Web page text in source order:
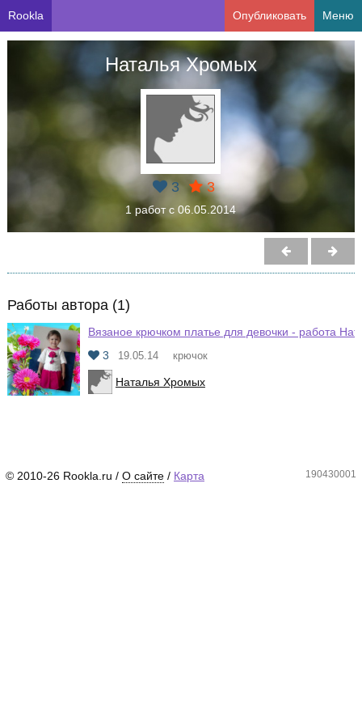
Rookla Опубликовать Меню
Наталья Хромых
3 3
1 работ с 06.05.2014
Работы автора (1)
Вязаное крючком платье для девочки - работа
3
19.05.14 крючок
Наталья Хромых
© 2010-26 Rookla.ru / О сайте / Карта 190430001